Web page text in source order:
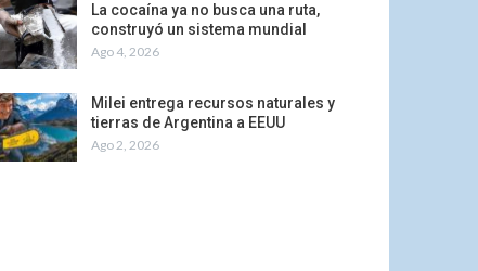
La cocaína ya no busca una ruta,
construyó un sistema mundial
Ago 4, 2026
Milei entrega recursos naturales y
tierras de Argentina a EEUU
Ago 2, 2026